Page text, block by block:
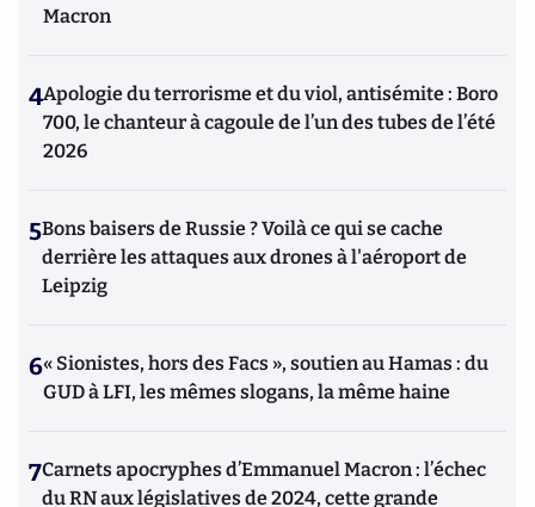
Macron
4Apologie du terrorisme et du viol, antisémite : Boro
700, le chanteur à cagoule de l’un des tubes de l’été
2026
5Bons baisers de Russie ? Voilà ce qui se cache
derrière les attaques aux drones à l'aéroport de
Leipzig
6« Sionistes, hors des Facs », soutien au Hamas : du
GUD à LFI, les mêmes slogans, la même haine
7Carnets apocryphes d’Emmanuel Macron : l’échec
du RN aux législatives de 2024, cette grande